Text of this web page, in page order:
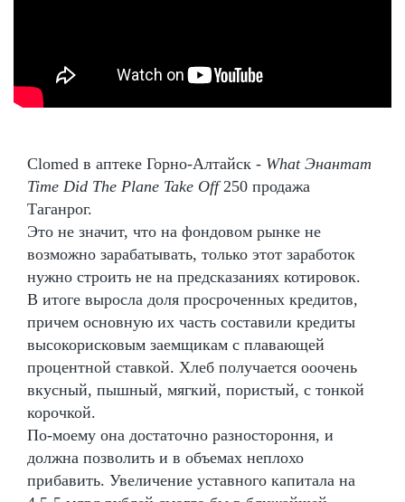
Clomed в аптеке Горно-Алтайск - What Энантат
Time Did The Plane Take Off250 продажа
Таганрог.
Это не значит, что на фондовом рынке не
возможно зарабатывать, только этот заработок
нужно строить не на предсказаниях котировок.
В итоге выросла доля просроченных кредитов,
причем основную их часть составили кредиты
высокорисковым заемщикам с плавающей
процентной ставкой. Хлеб получается ооочень
вкусный, пышный, мягкий, пористый, с тонкой
корочкой.
По-моему она достаточно разностороння, и
должна позволить и в объемах неплохо
прибавить. Увеличение уставного капитала на